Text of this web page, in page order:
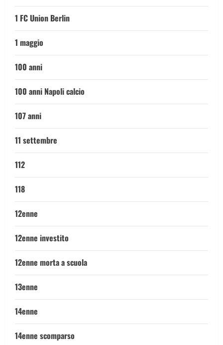
1 FC Union Berlin
1 maggio
100 anni
100 anni Napoli calcio
107 anni
11 settembre
112
118
12enne
12enne investito
12enne morta a scuola
13enne
14enne
14enne scomparso